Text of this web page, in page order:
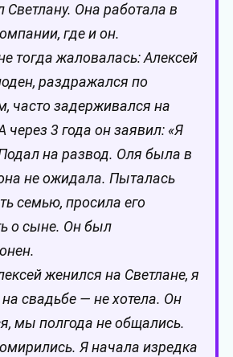
Светлану. Она работала в
где и он.
тогда жаловалась: Алексей
раздражался по
часто задерживался на
через 3 года он заявил: «Я
на развод. Оля была в
не ожидала. Пыталась
семью, просила его
о сыне. Он был
женился на Светлане, я
свадьбе — не хотела. Он
мы полгода не общались.
Я начала изредка